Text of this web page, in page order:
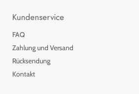
Kundenservice
FAQ
Zahlung und Versand
Rücksendung
Kontakt